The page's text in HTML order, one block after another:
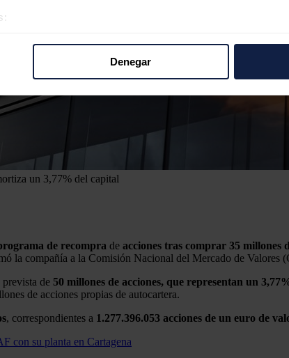
para personalizar el contenido y los anuncios,
información sobre el uso que haga del sitio web
web, quienes pueden combinarla con otra información
que haya hecho de sus servicios.
Denegar
un 3,77% del capital
de recompra de acciones tras comprar 35 millones
la compañía a la Comisión Nacional del Mercado de Valores
de 50 millones de acciones, que representan un
de acciones propias de autocartera.
, correspondientes a 1.277.396.053 acciones de un euro de